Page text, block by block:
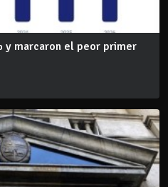
y marcaron el peor primer